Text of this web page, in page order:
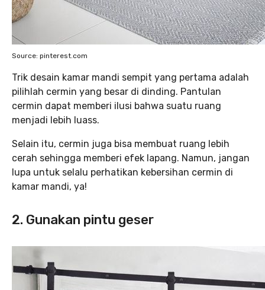
Source: pinterest.com
Trik desain kamar mandi sempit yang pertama adalah
pilihlah cermin yang besar di dinding. Pantulan
cermin dapat memberi ilusi bahwa suatu ruang
menjadi lebih luass.
Selain itu, cermin juga bisa membuat ruang lebih
cerah sehingga memberi efek lapang. Namun, jangan
lupa untuk selalu perhatikan kebersihan cermin di
kamar mandi, ya!
2. Gunakan pintu geser